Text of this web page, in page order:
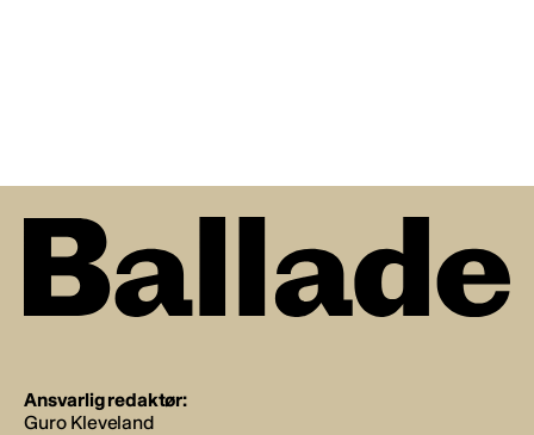
Ansvarlig redaktør:
Guro Kleveland